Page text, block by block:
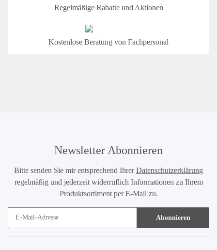
Regelmäßige Rabatte und Aktionen
Kostenlose Beratung von Fachpersonal
Newsletter Abonnieren
Bitte senden Sie mir entsprechend IhrerDatenschutzerklärung
regelmäßig und jederzeit widerruflich Informationen zu Ihrem
Produktsortiment per E-Mail zu.
Abonnieren